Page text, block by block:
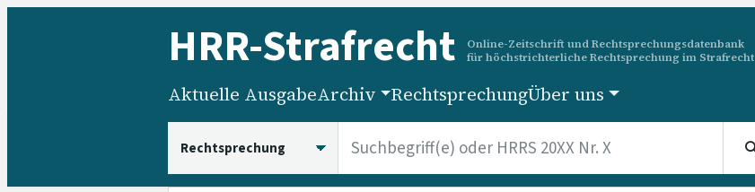
HRR-Strafrecht
Online-Zeitschrift und Rechtsprechungsdatenbank
für höchstrichterliche Rechtsprechung im Strafrecht
Aktuelle AusgabeArchiv RechtsprechungÜber uns